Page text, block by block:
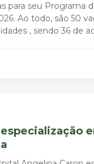
para seu Programa
Ao todo, são 50
, sendo 36 de